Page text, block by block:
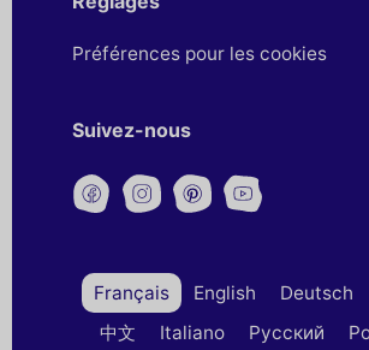
Préférences pour les cookies
Suivez-nous
Français English Deutsch
中文
Italiano Русский